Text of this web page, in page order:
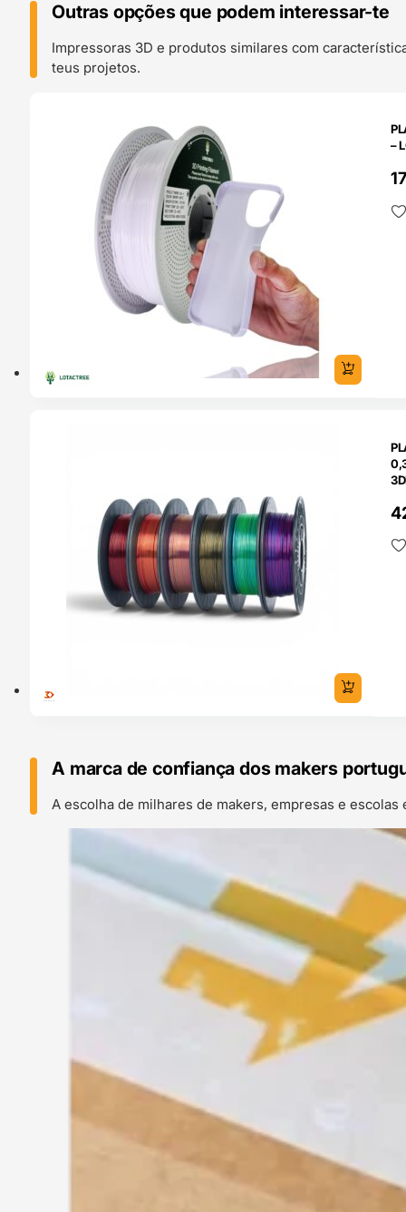
Outras opções que podem interessar-te
Impressoras 3D e produtos similares com
teus projetos.
–
A marca de confiança dos makers
A escolha de milhares de makers, empresas e escolas